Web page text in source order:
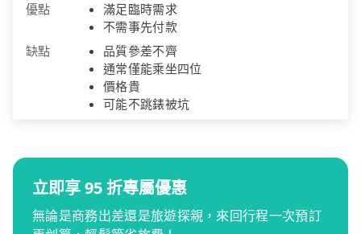
優點
滿足臨時需求
不需事先付款
缺點
品質參差不齊
通常僅能乘坐四位
價格貴
可能不跳錶被坑
立即享 95 折專屬優惠
無論是商務出差還是旅遊探親，來回行程一次預訂